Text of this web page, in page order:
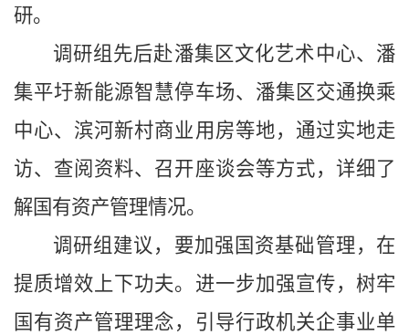
研。
调研组先后赴潘集区文化艺术中心、潘
集平圩新能源智慧停车场、潘集区交通换乘
中心、滨河新村商业用房等地，通过实地走
访、查阅资料、召开座谈会等方式，详细了
解国有资产管理情况。
调研组建议，要加强国资基础管理，在
提质增效上下功夫。进一步加强宣传，树牢
国有资产管理理念，引导行政机关企事业单